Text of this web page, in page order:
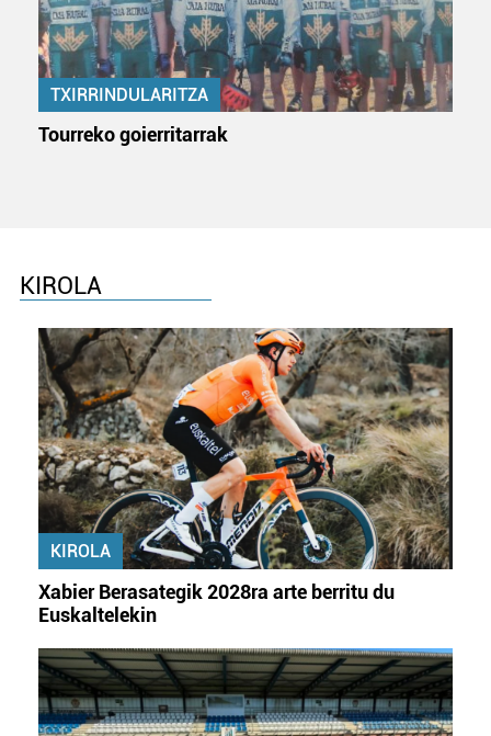
erabiltzeko baimen esplizitua ematen diguzu.Gehiago
irakurri
TXIRRINDULARITZA
Tourreko goierritarrak
KIROLA
KIROLA
Xabier Berasategik 2028ra arte berritu du
Euskaltelekin